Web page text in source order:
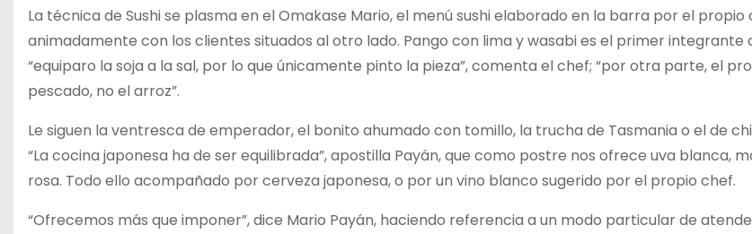
La técnica de Sushi se plasma en el Omakase Mario, el menú sushi elaborado en la barra por el propio
animadamente con los clientes situados al otro lado. Pango con lima y wasabi es el primer integrante
“equiparo la soja a la sal, por lo que únicamente pinto la pieza”, comenta el chef; “por otra parte, el
pescado, no el arroz”.
Le siguen la ventresca de emperador, el bonito ahumado con tomillo, la trucha de Tasmania o el de
“La cocina japonesa ha de ser equilibrada”, apostilla Payán, que como postre nos ofrece uva blanca,
rosa. Todo ello acompañado por cerveza japonesa, o por un vino blanco sugerido por el propio chef.
“Ofrecemos más que imponer”, dice Mario Payán, haciendo referencia a un modo particular de